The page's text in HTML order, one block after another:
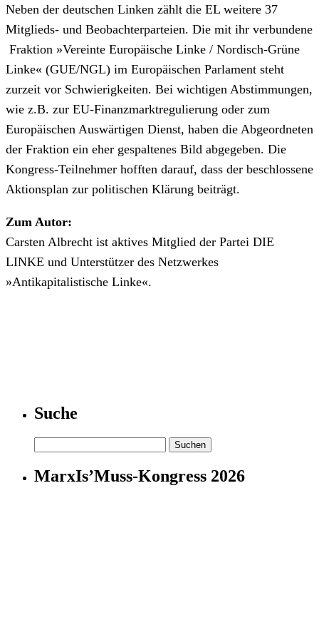
Neben der deutschen Linken zählt die EL weitere 37
Mitglieds- und Beobachterparteien. Die mit ihr verbundene
Fraktion »Vereinte Europäische Linke / Nordisch-Grüne
Linke« (GUE/NGL) im Europäischen Parlament steht
zurzeit vor Schwierigkeiten. Bei wichtigen Abstimmungen,
wie z.B. zur EU-Finanzmarktregulierung oder zum
Europäischen Auswärtigen Dienst, haben die Abgeordneten
der Fraktion ein eher gespaltenes Bild abgegeben. Die
Kongress-Teilnehmer hofften darauf, dass der beschlossene
Aktionsplan zur politischen Klärung beiträgt.
Zum Autor:
Carsten Albrecht ist aktives Mitglied der Partei DIE
LINKE und Unterstützer des Netzwerkes
»Antikapitalistische Linke«.
Suche
nach:
MarxIs’Muss-Kongress 2026